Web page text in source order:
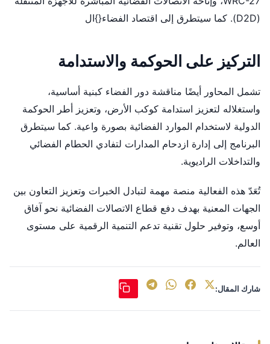
(D2D). كما سيتطرق إلى اقتصاد الفضاء{‏}ال
التركيز على الحوكمة والاستدامة
تشمل المحاور أيضًا مناقشة دور الفضاء كبنية أساسية،
واستغلاله لتعزيز استدامة كوكب الأرض، وتعزيز أطر الحوكمة
الدولية لاستخدام الموارد الفضائية بصورة واعية. كما سيتطرق
البرنامج إلى إدارة ازدحام المدارات لتفادي الحطام الفضائي
والتداخلات الراديوية.
تُعَدّ هذه الفعالية منصة مهمة لتبادل الخبرات وتعزيز التعاون بين
الجهات المعنية بهدف دفع قطاع الاتصالات الفضائية نحو آفاق
أوسع، وتوفير حلول تقنية تدعم التنمية الرقمية على مستوى
العالم.
شارك المقال: